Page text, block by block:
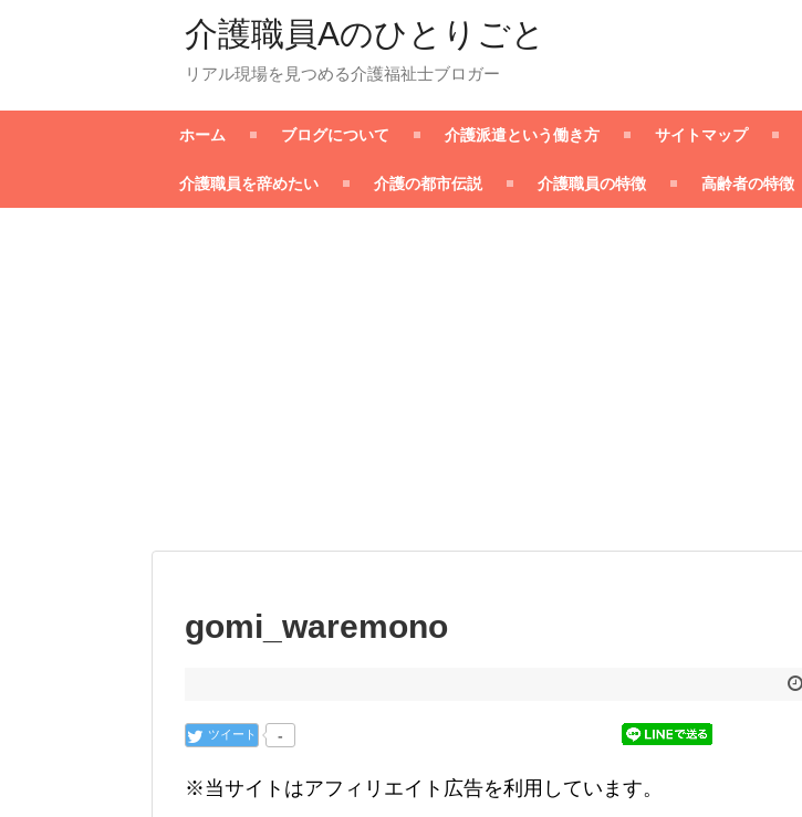
介護職員Aのひとりごと
リアル現場を見つめる介護福祉士ブロガー
ホーム ブログについて 介護派遣という働き方 サイトマップ
介護職員を辞めたい 介護の都市伝説 介護職員の特徴 高齢者の特徴
gomi_waremono
-
ツイート
※当サイトはアフィリエイト広告を利用しています。